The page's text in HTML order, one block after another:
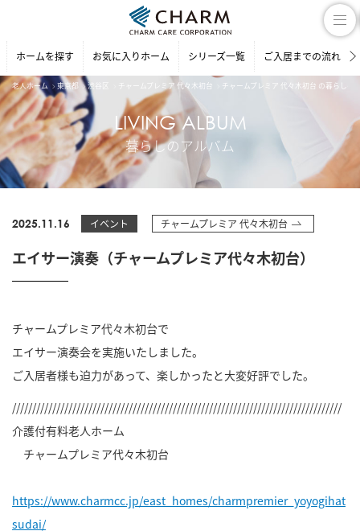
ホームを探す お気に入りホーム シリーズ一覧 ご入居までの流れ
老人ホーム 東京都 渋谷区 チャームプレミア 代々木初台 チャームプレミア 代々木初台 の暮らしの
LIVING ALBUM
暮らしのアルバム
2025.11.16 イベント チャームプレミア 代々木初台
エイサー演奏（チャームプレミア代々木初台）
チャームプレミア代々木初台で
エイサー演奏会を実施いたしました。
ご入居者様も迫力があって、楽しかったと大変好評でした。
//////////////////////////////////////////////////////////////////////////////////
介護付有料老人ホーム
チャームプレミア代々木初台
https://www.charmcc.jp/east_homes/charmpremier_yoyogihat
sudai/